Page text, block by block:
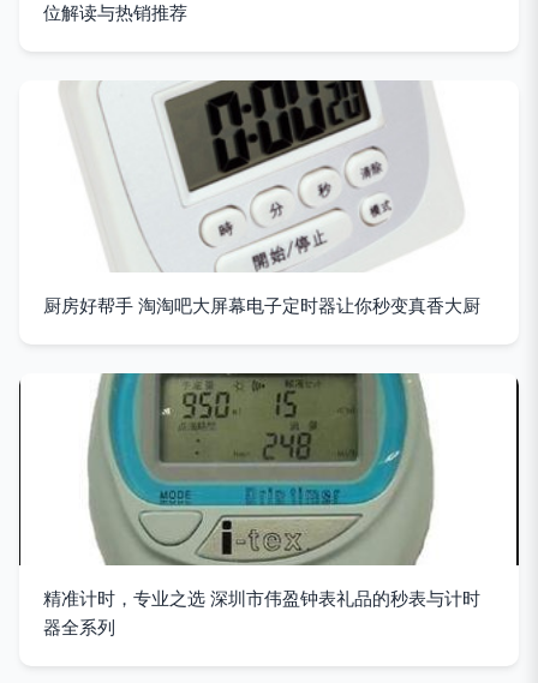
位解读与热销推荐
厨房好帮手 淘淘吧大屏幕电子定时器让你秒变真香大厨
精准计时，专业之选 深圳市伟盈钟表礼品的秒表与计时
器全系列